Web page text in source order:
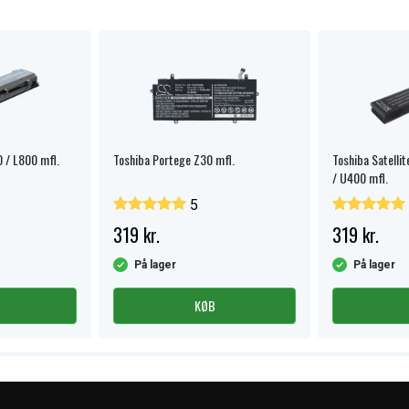
/ L800 mfl. Toshiba Portege Z30 mfl.
5
319 kr.
På lager
KØB
Toshiba
/ U400 mfl.
319 kr.
På lager